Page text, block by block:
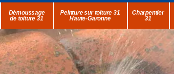
Démoussage
de toiture 31
Peinture sur toiture 31
Haute-Garonne
Charpentier
31